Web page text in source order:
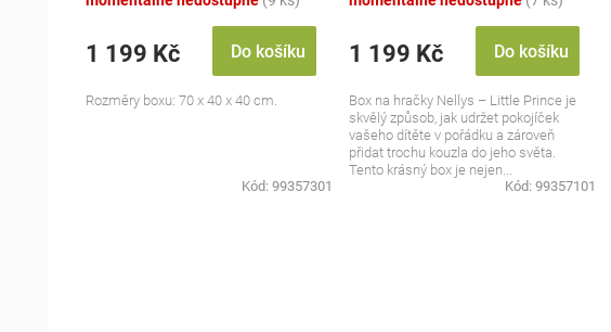
1 199 Kč Do košíku
Rozměry boxu: 70 x 40 x 40 cm.
Kód: 99357301
1 199 Kč Do košíku
Box na hračky Nellys – Little Prince je
skvělý způsob, jak udržet pokojíček
vašeho dítěte v pořádku a zároveň
přidat trochu kouzla do jeho světa.
Tento krásný box je nejen...
Kód: 99357101